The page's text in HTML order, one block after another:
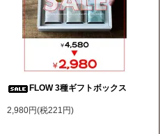
FLOW 3種ギフトボックス
2,980円(税221円)